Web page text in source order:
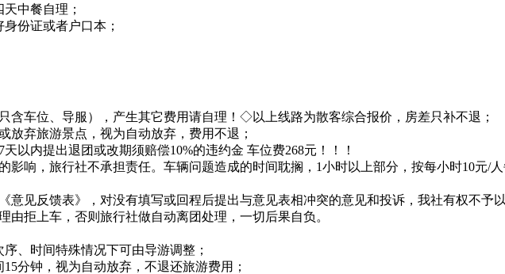
中餐自理；
份证或者户口本；
含车位、导服），产生其它费用请自理！◇以上线路为散客综合报价，房差只补不退；
放弃旅游景点，视为自动放弃，费用不退；
以内提出退团或改期须赔偿10%的违约金 车位费268元！！！
响，旅行社不承担责任。车辆问题造成的时间耽搁，1小时以上部分，按每小时10元/
意见反馈表》，对没有填写或回程后提出与意见表相冲突的意见和投诉，我社有权不予
由拒上车，否则旅行社做自动离团处理，一切后果自负。
、时间特殊情况下可由导游调整；
分钟，视为自动放弃，不退还旅游费用；